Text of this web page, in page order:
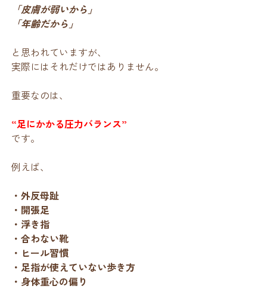
「皮膚が弱いから」
「年齢だから」
と思われていますが、
実際にはそれだけではありません。
重要なのは、
“足にかかる圧力バランス”
です。
例えば、
・外反母趾
・開張足
・浮き指
・合わない靴
・ヒール習慣
・足指が使えていない歩き方
・身体重心の偏り